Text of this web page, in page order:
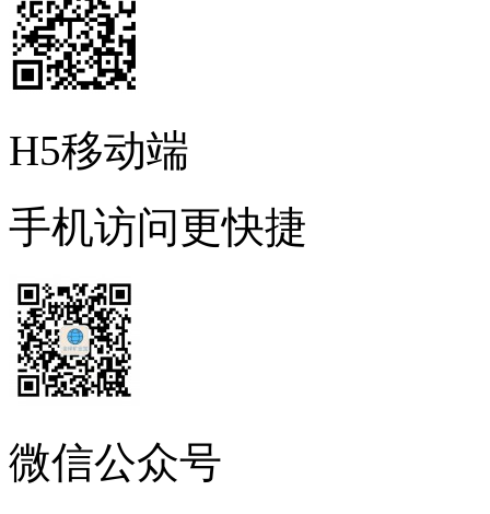
H5移动端
手机访问更快捷
微信公众号